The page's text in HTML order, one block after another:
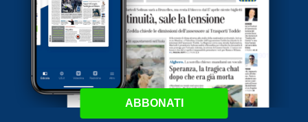
ABBONATI